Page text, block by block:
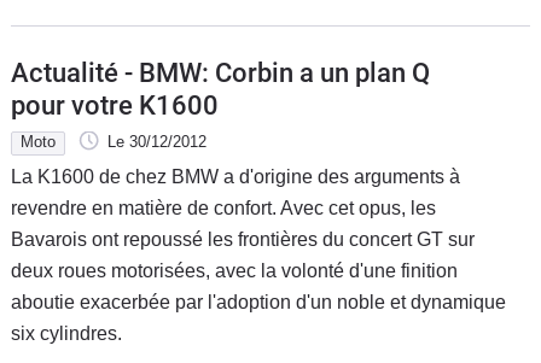
Actualité - BMW: Corbin a un plan Q
pour votre K1600
Moto Le 30/12/2012
La K1600 de chez BMW a d'origine des arguments à
revendre en matière de confort. Avec cet opus, les
Bavarois ont repoussé les frontières du concert GT sur
deux roues motorisées, avec la volonté d'une finition
aboutie exacerbée par l'adoption d'un noble et dynamique
six cylindres.